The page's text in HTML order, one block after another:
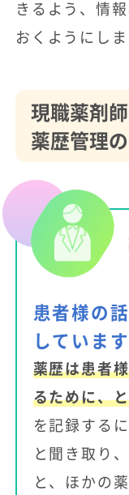
きるよう、情
おくようにしま
現職薬剤
薬歴管理
患者様の
しています
薬歴は患者
るために、
を記録する
と聞き取り
と、ほかの